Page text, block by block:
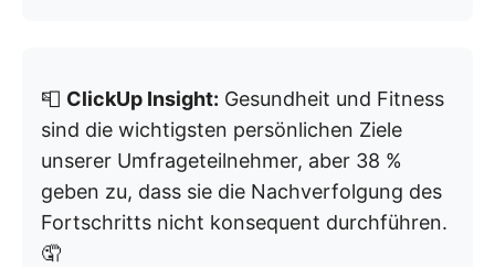
📮 ClickUp Insight: Gesundheit und Fitness
sind die wichtigsten persönlichen Ziele
unserer Umfrageteilnehmer, aber 38 %
geben zu, dass sie die Nachverfolgung des
Fortschritts nicht konsequent durchführen.
🤦